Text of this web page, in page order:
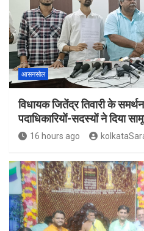
आसनसोल
विधायक जितेंद्र तिवारी के
पदाधिकारियों-सदस्यों ने दिया
16 hours ago